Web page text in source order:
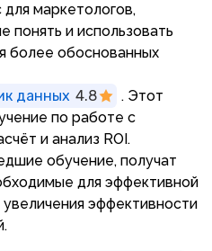
маркетологов,
понять и использовать
более обоснованных
данных 4.8
. Этот
по работе с
и анализ ROI.
обучение, получат
для эффективной
эффективности